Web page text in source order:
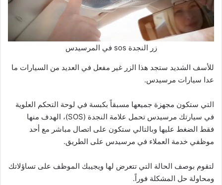
زر النجدة sos في المرسيدس
للأسف الشديد ستجد هذا الزر غير مفعل في العديد من السيارات ما
عدا سيارات مرسيدس.
التي ستكون مجهزة جميعها مسبقاً بكبسة في لوحة التحكم العلوية
في سيارتك مرسيدس تحمل علامة النجدة (SOS)، الهدف منها
فقط الضغط عليها وبالتالي ستكون على اتصال مباشر مع أحد
موظفي خدمة العملاء في مرسيدس على الطريق.
لتقوم بوصف الحالة التي تتعرض لها ويجيبك الموظف على تساؤلاتك
ومحاولة حل المشكلة فوراً.